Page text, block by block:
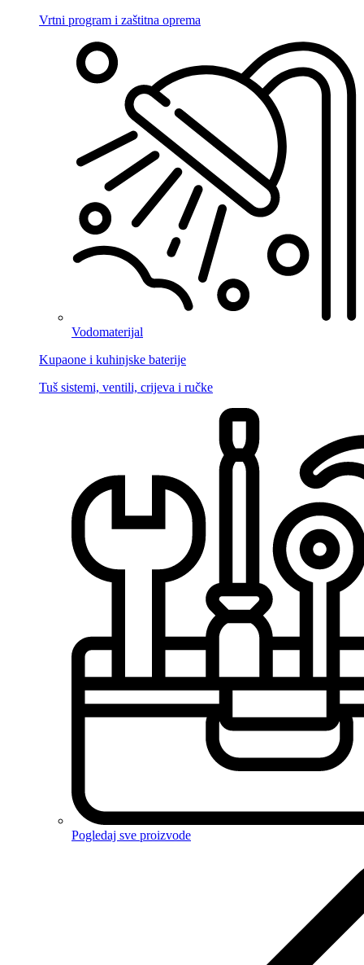
Vrtni program i zaštitna oprema
Vodomaterijal
Kupaone i kuhinjske baterije
Tuš sistemi, ventili, crijeva i ručke
Pogledaj sve proizvode